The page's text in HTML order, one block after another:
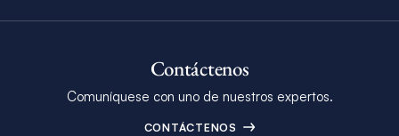
Contáctenos
Comuníquese con uno de nuestros expertos.
CONTÁCTENOS